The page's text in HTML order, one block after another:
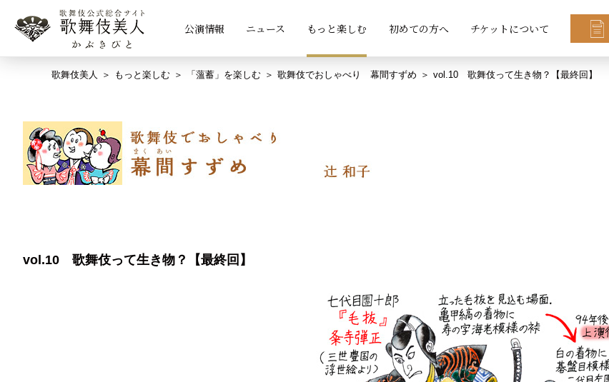
公演情報 ニュース もっと楽しむ 初めての方へ チケットについて
歌舞伎美人 もっと楽しむ 「薀蓄」を楽しむ 歌舞伎でおしゃべり 幕間すずめ vol.10 歌舞伎って生き物？【最終回】
vol.10 歌舞伎って生き物？【最終回】